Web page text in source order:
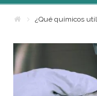
Inicio
Categorías
Espacios saludables
¿Qué químicos